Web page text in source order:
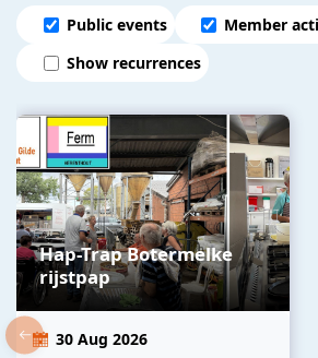
Public events
Member
Show recurrences
Hap-Trap Botermelke
rijstpap
30 Aug 2026